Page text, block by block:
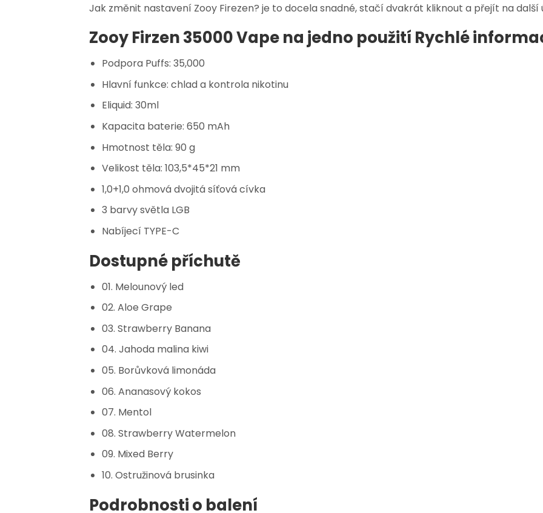
Jak změnit nastavení Zooy Firezen? je to docela snadné, stačí dvakrát kliknout a přejít na další
Zooy Firzen 35000 Vape na jedno použití Rychlé
Podpora Puffs: 35,000
Hlavní funkce: chlad a kontrola nikotinu
Eliquid: 30ml
Kapacita baterie: 650 mAh
Hmotnost těla: 90 g
Velikost těla: 103,5*45*21 mm
1,0+1,0 ohmová dvojitá síťová cívka
3 barvy světla LGB
Nabíjecí TYPE-C
Dostupné příchutě
01. Melounový led
02. Aloe Grape
03. Strawberry Banana
04. Jahoda malina kiwi
05. Borůvková limonáda
06. Ananasový kokos
07. Mentol
08. Strawberry Watermelon
09. Mixed Berry
10. Ostružinová brusinka
Podrobnosti o balení